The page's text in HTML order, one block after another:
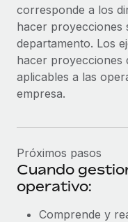
corresponde a los
hacer proyecciones
departamento. Los
hacer proyecciones
aplicables a las
empresa.
Próximos pasos
Cuando
operativo:
Comprende y